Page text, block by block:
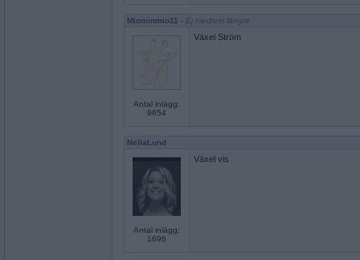
Miominmio11 - Ej medlem längre
Antal inlägg:
9654
Växel Ström
NellaLund
Antal inlägg:
1696
Växel vis